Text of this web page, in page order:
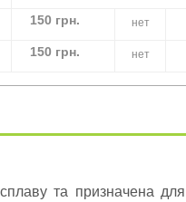
150 грн. нет
150 грн. нет
та призначена для